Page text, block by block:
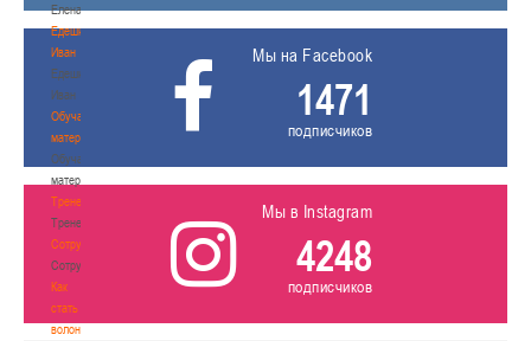
Елена
Едешко
Иван
Едешко
Иван
Обучающие
материалы
Обучающие
материалы
Тренерам
Тренерам
Сотрудничество
Сотрудничество
Как
стать
волонтером
Мы на Facebook
1471
подписчиков
Мы в Instagram
4248
подписчиков